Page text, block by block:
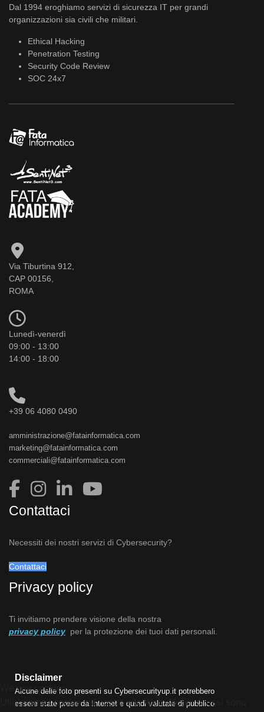
Dal 1994 eroghiamo servizi di sicurezza IT per grandi
organizzazioni sia civili che militari.
Ethical Hacking
Penetration Testing
Security Code Review
SOC 24x7
Via Tiburtina 912,
CAP 00156,
ROMA
Lunedì-venerdì
09:00 - 13:00
14:00 - 18:00
+39 06 4080 0490
amministrazione@fatainformatica.com
marketing@fatainformatica.com
commerciali@fatainformatica.com
Contattaci
Necessiti dei nostri servizi di Cybersecurity?
Contattaci
Privacy policy
Ti invitiamo prendere visione della nostra
privacy policy per la protezione dei tuoi dati personali.
Disclaimer
Alcune delle foto presenti su Cybersecurityup.it potrebbero
essere state prese da Internet e quindi valutate di pubblico
We use cookies
Utilizziamo i cookie sul nostro sito Web. Alcuni di essi sono